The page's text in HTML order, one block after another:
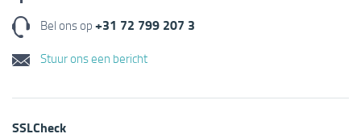
Bel ons op +31 72 799 207 3
Stuur ons een bericht
SSLCheck